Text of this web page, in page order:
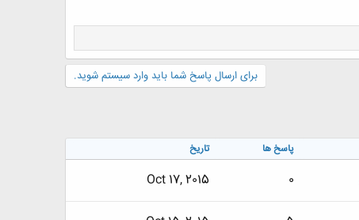
برای ارسال پاسخ شما باید وارد سیستم شوید.
پاسخ ها تاریخ
0
Oct 17, 2015